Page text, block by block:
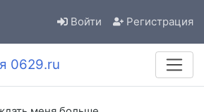
Войти Регистрация
0629.ru